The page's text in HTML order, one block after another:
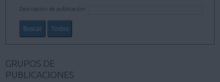
Descripción de publicación
GRUPOS DE
PUBLICACIONES